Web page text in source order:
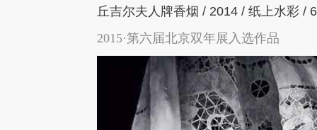
丘吉尔夫人牌香烟 / 2014 / 纸上水彩 /
2015·第六届北京双年展入选作品